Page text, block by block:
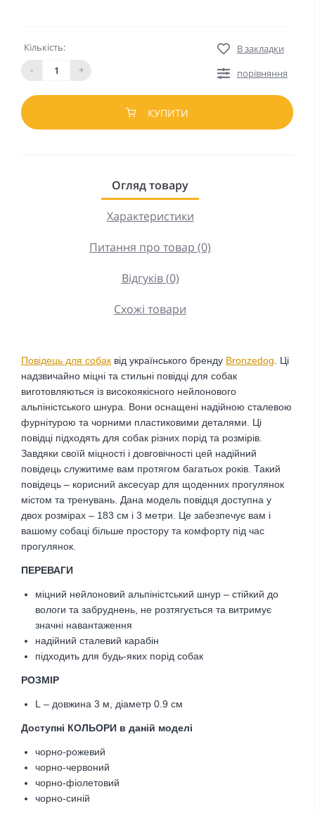
Кількість:
-
+
В закладки
порівняння
КУПИТИ
Огляд товару
Характеристики
Питання про товар (0)
Відгуків (0)
Схожі товари
Повідець для собак від українського бренду Bronzedog
Ці
надзвичайно міцні та стильні повідці для собак
виготовляються із високоякісного нейлонового
альпіністського шнура. Вони оснащені надійною сталевою
фурнітурою та чорними пластиковими деталями. Ці
повідці підходять для собак різних порід та розмірів.
Завдяки своїй міцності і довговічності цей надійний
повідець служитиме вам протягом багатьох років. Такий
повідець – корисний аксесуар для щоденних прогулянок
містом та тренувань. Дана модель повідця доступна у
двох розмірах – 183 см і 3 метри. Це забезпечує вам і
вашому собаці більше простору та комфорту під час
прогулянок.
ПЕРЕВАГИ
міцний нейлоновий альпіністський шнур – стійкий до
вологи та забруднень, не розтягується та витримує
значні навантаження
надійний сталевий карабін
підходить для будь-яких порід собак
РОЗМІР
L – довжина 3 м, діаметр 0.9 см
Доступні КОЛЬОРИ в даній моделі
чорно-рожевий
чорно-червоний
чорно-фіолетовий
чорно-синій